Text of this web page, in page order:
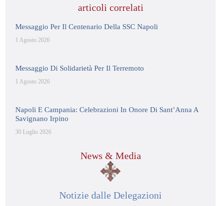
articoli correlati
Messaggio Per Il Centenario Della SSC Napoli
1 Agosto 2026
Messaggio Di Solidarietà Per Il Terremoto
1 Agosto 2026
Napoli E Campania: Celebrazioni In Onore Di Sant’Anna A
Savignano Irpino
30 Luglio 2026
News & Media
Notizie dalle Delegazioni